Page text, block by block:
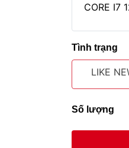
CORE I7
Tình trạng
LIKE
Số lượng